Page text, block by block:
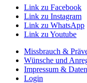
Link zu Facebook
Link zu Instagram
Link zu WhatsApp
Link zu Youtube
Missbrauch &
Wünsche und
Impressum &
Login